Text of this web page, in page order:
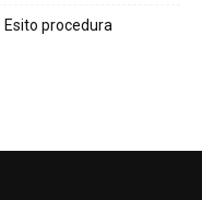
Esito procedura